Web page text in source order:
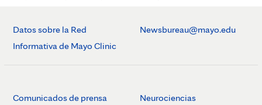
Datos sobre la Red
Informativa de Mayo Clinic
Newsbureau@mayo.edu
Comunicados de prensa Neurociencias